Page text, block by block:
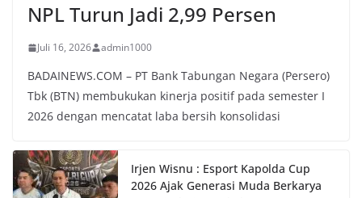
NPL Turun Jadi 2,99 Persen
Juli 16, 2026 admin1000
BADAINEWS.COM – PT Bank Tabungan Negara (Persero)
Tbk (BTN) membukukan kinerja positif pada semester I
2026 dengan mencatat laba bersih konsolidasi
Irjen Wisnu : Esport Kapolda Cup
2026 Ajak Generasi Muda Berkarya